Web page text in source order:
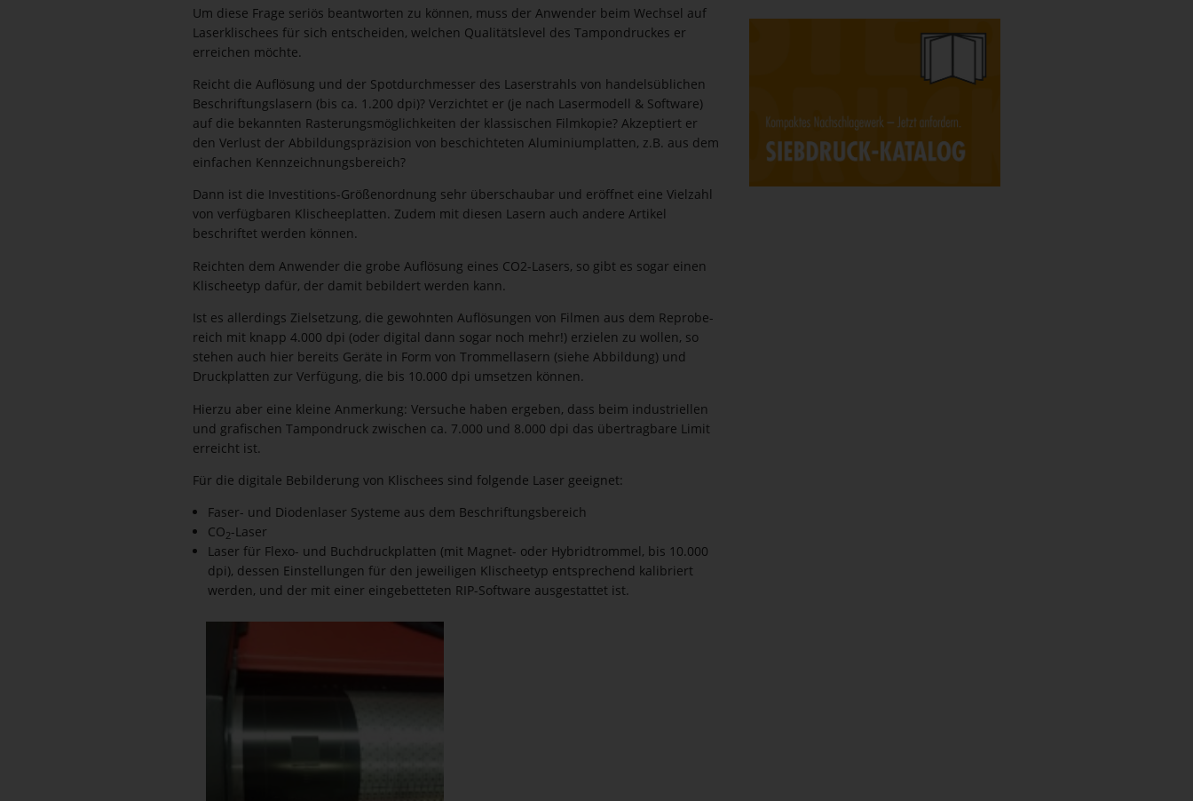
Um diese Frage seriös beantworten zu können, muss der Anwender beim Wechsel auf
Laserkli­schees für sich entscheiden, welchen Quali­täts­level des Tampon­druckes er
erreichen möchte.
Reicht die Auflösung und der Spotdurch­messer des Laser­strahls von handels­üb­lichen
Beschrif­tungs­lasern (bis ca. 1.200 dpi)? Verzichtet er (je nach Lasermodell & Software)
auf die bekannten Raste­rungs­mög­lich­keiten der klassischen Filmkopie? Akzeptiert er
den Verlust der Abbil­dungs­prä­zision von beschich­teten Alumi­ni­um­platten, z.B. aus dem
einfachen Kennzeich­nungs­be­reich?
Dann ist die Inves­ti­tions-Größen­ordnung sehr überschaubar und eröffnet eine Vielzahl
von verfügbaren Klischee­platten. Zudem mit diesen Lasern auch andere Artikel
beschriftet werden können.
Reichten dem Anwender die grobe Auflösung eines CO2-Lasers, so gibt es sogar einen
Klischeetyp dafür, der damit bebildert werden kann.
Ist es allerdings Zielsetzung, die gewohnten Auflösungen von Filmen aus dem Repro­be­
reich mit knapp 4.000 dpi (oder digital dann sogar noch mehr!) erzielen zu wollen, so
stehen auch hier bereits Geräte in Form von Trommel­lasern (siehe Abbildung) und
Druck­platten zur Verfügung, die bis 10.000 dpi umsetzen können.
Hierzu aber eine kleine Anmerkung: Versuche haben ergeben, dass beim indus­tri­ellen
und grafischen Tampondruck zwischen ca. 7.000 und 8.000 dpi das übertragbare Limit
erreicht ist.
Für die digitale Bebilderung von Klischees sind folgende Laser geeignet:
Faser- und Diodenlaser Systeme aus dem Beschriftungsbereich
CO2-Laser
Laser für Flexo- und Buchdruckplatten (mit Magnet- oder Hybridtrommel, bis 10.000
dpi), dessen Einstellungen für den jeweiligen Klischeetyp entsprechend kalibriert
werden, und der mit einer eingebetteten RIP-Software ausgestattet ist.